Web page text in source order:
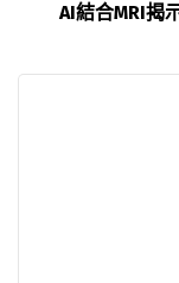
AI結合MRI揭